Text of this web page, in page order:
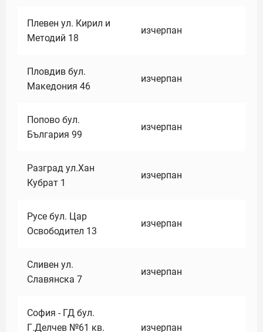
Плевен ул. Кирил и
Методий 18
изчерпан
Пловдив бул.
Македония 46
изчерпан
Попово бул.
България 99
изчерпан
Разград ул.Хан
Кубрат 1
изчерпан
Русе бул. Цар
Освободител 13
изчерпан
Сливен ул.
Славянска 7
изчерпан
София - ГД бул.
Г.Делчев №61 кв.
изчерпан